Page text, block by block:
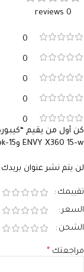
0 reviews
0
0
0
0
0
ENVY X360 15-w و15-bk وm6-w”
لن يتم نشر عنوان بريدك
تقييمك
السعر
الشحن
مراجعتك *